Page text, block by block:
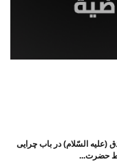
(علیه السّلام) در باب چرایی
حضرت...